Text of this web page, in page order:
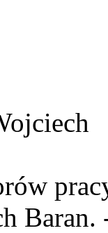
Baran.